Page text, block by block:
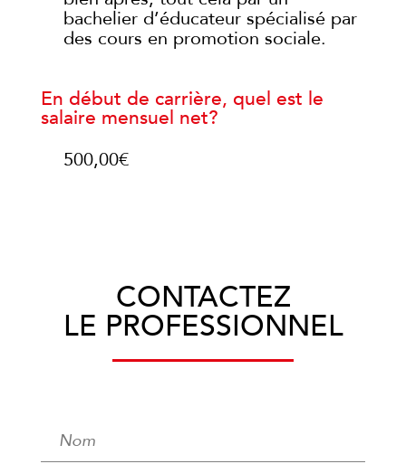
bachelier d’éducateur spécialisé par
des cours en promotion sociale.
En début de carrière, quel est le
salaire mensuel net?
500,00€
CONTACTEZ
LE PROFESSIONNEL